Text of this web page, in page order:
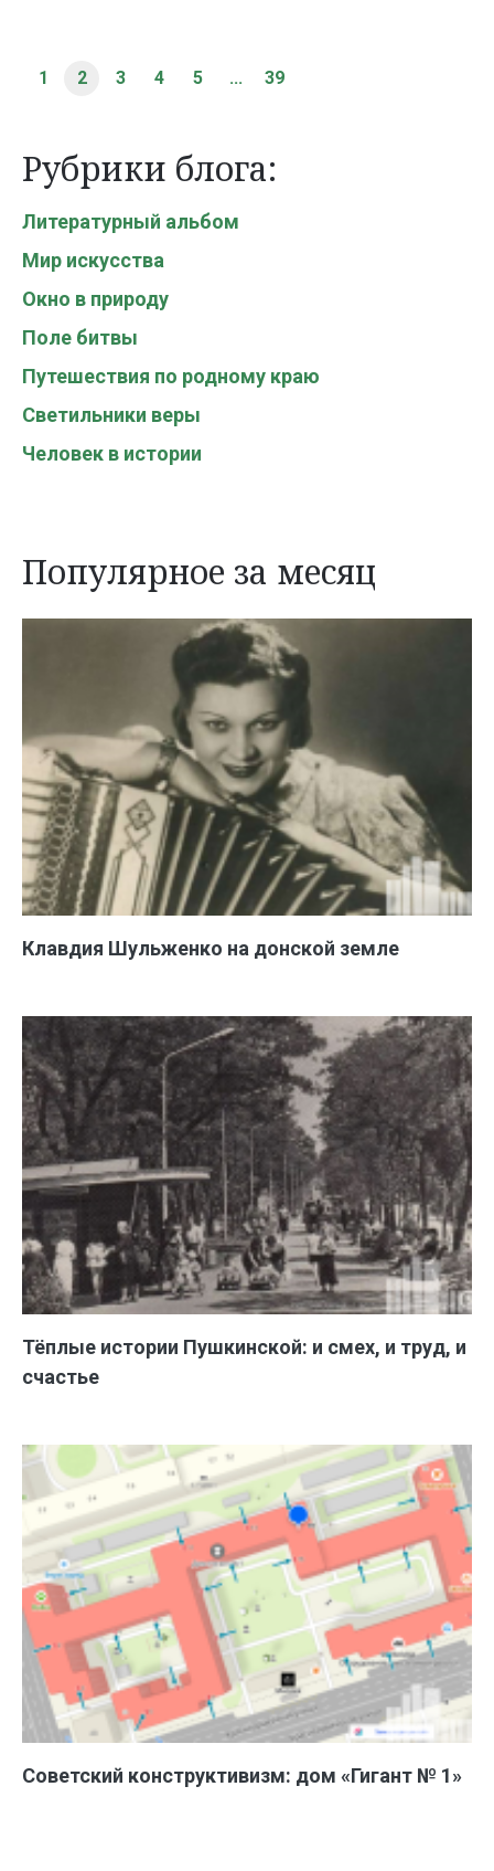
1 2 3 4 5 ... 39
Рубрики блога:
Литературный альбом
Мир искусства
Окно в природу
Поле битвы
Путешествия по родному краю
Светильники веры
Человек в истории
Популярное за месяц
Клавдия Шульженко на донской земле
Тёплые истории Пушкинской: и смех, и труд, и
счастье
Советский конструктивизм: дом «Гигант № 1»